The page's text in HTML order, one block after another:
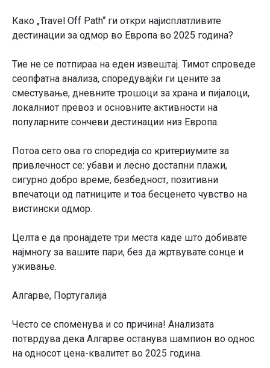
Како „Travel Off Path“ ги откри најисплатливите
дестинации за одмор во Европа во 2025 година?
Тие не се потпираа на еден извештај. Тимот спроведе
сеопфатна анализа, споредувајќи ги цените за
сместување, дневните трошоци за храна и пијалоци,
локалниот превоз и основните активности на
популарните сончеви дестинации низ Европа.
Потоа сето ова го споредија со критериумите за
привлечност се: убави и лесно достапни плажи,
сигурно добро време, безбедност, позитивни
впечатоци од патниците и тоа бесценето чувство на
вистински одмор.
Целта е да пронајдете три места каде што добивате
најмногу за вашите пари, без да жртвувате сонце и
уживање.
Алгарве, Португалија
Често се споменува и со причина! Анализата
потврдува дека Алгарве останува шампион во однос
на односот цена-квалитет во 2025 година.